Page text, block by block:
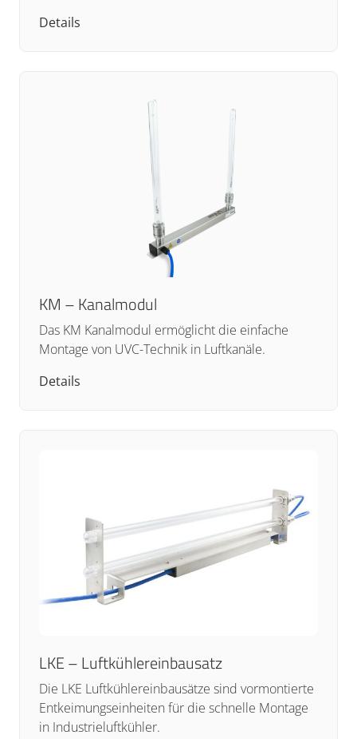
Details
KM – Kanalmodul
Das KM Kanalmodul ermöglicht die einfache
Montage von UVC-Technik in Luftkanäle.
Details
LKE – Luftkühlereinbausatz
Die LKE Luftkühlereinbausätze sind vormontierte
Entkeimungseinheiten für die schnelle Montage
in Industrieluftkühler.